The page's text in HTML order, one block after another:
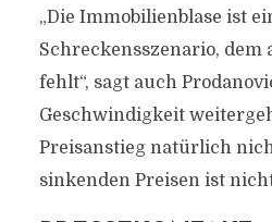
„Die Immobilienblase ist
Schreckensszenario, dem
fehlt“, sagt auch
Geschwindigkeit
Preisanstieg natürlich
sinkenden Preisen ist